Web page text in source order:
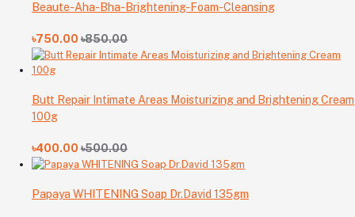
Beaute-Aha-Bha-Brightening-Foam-Cleansing
৳750.00 ৳850.00
Butt Repair Intimate Areas Moisturizing and Brightening Cream
100g
৳400.00 ৳500.00
Papaya WHITENING Soap Dr.David 135gm